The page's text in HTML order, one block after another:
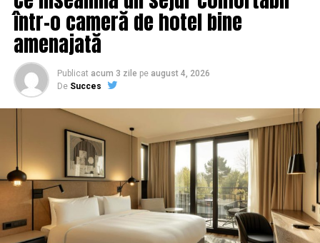
le-a făcut clienților și ce plan are compania / Comisarul
de Prahova
într-o cameră de hotel bine
amenajată
Publicat acum 3 zile pe august 4, 2026
De Succes